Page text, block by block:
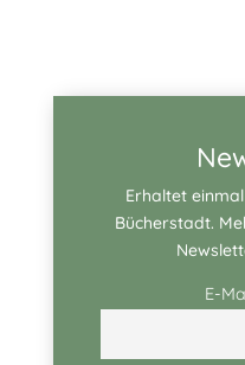
Erhaltet
Bücherstadt.
E-